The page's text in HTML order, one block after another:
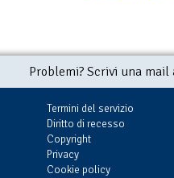
Problemi? Scrivi una
Termini del servizio
Diritto di recesso
Copyright
Privacy
Cookie policy